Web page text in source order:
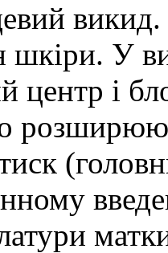
шкіри. У
центр і